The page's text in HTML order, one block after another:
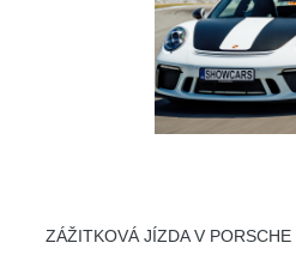
ZÁŽITKOVÁ JÍZDA V